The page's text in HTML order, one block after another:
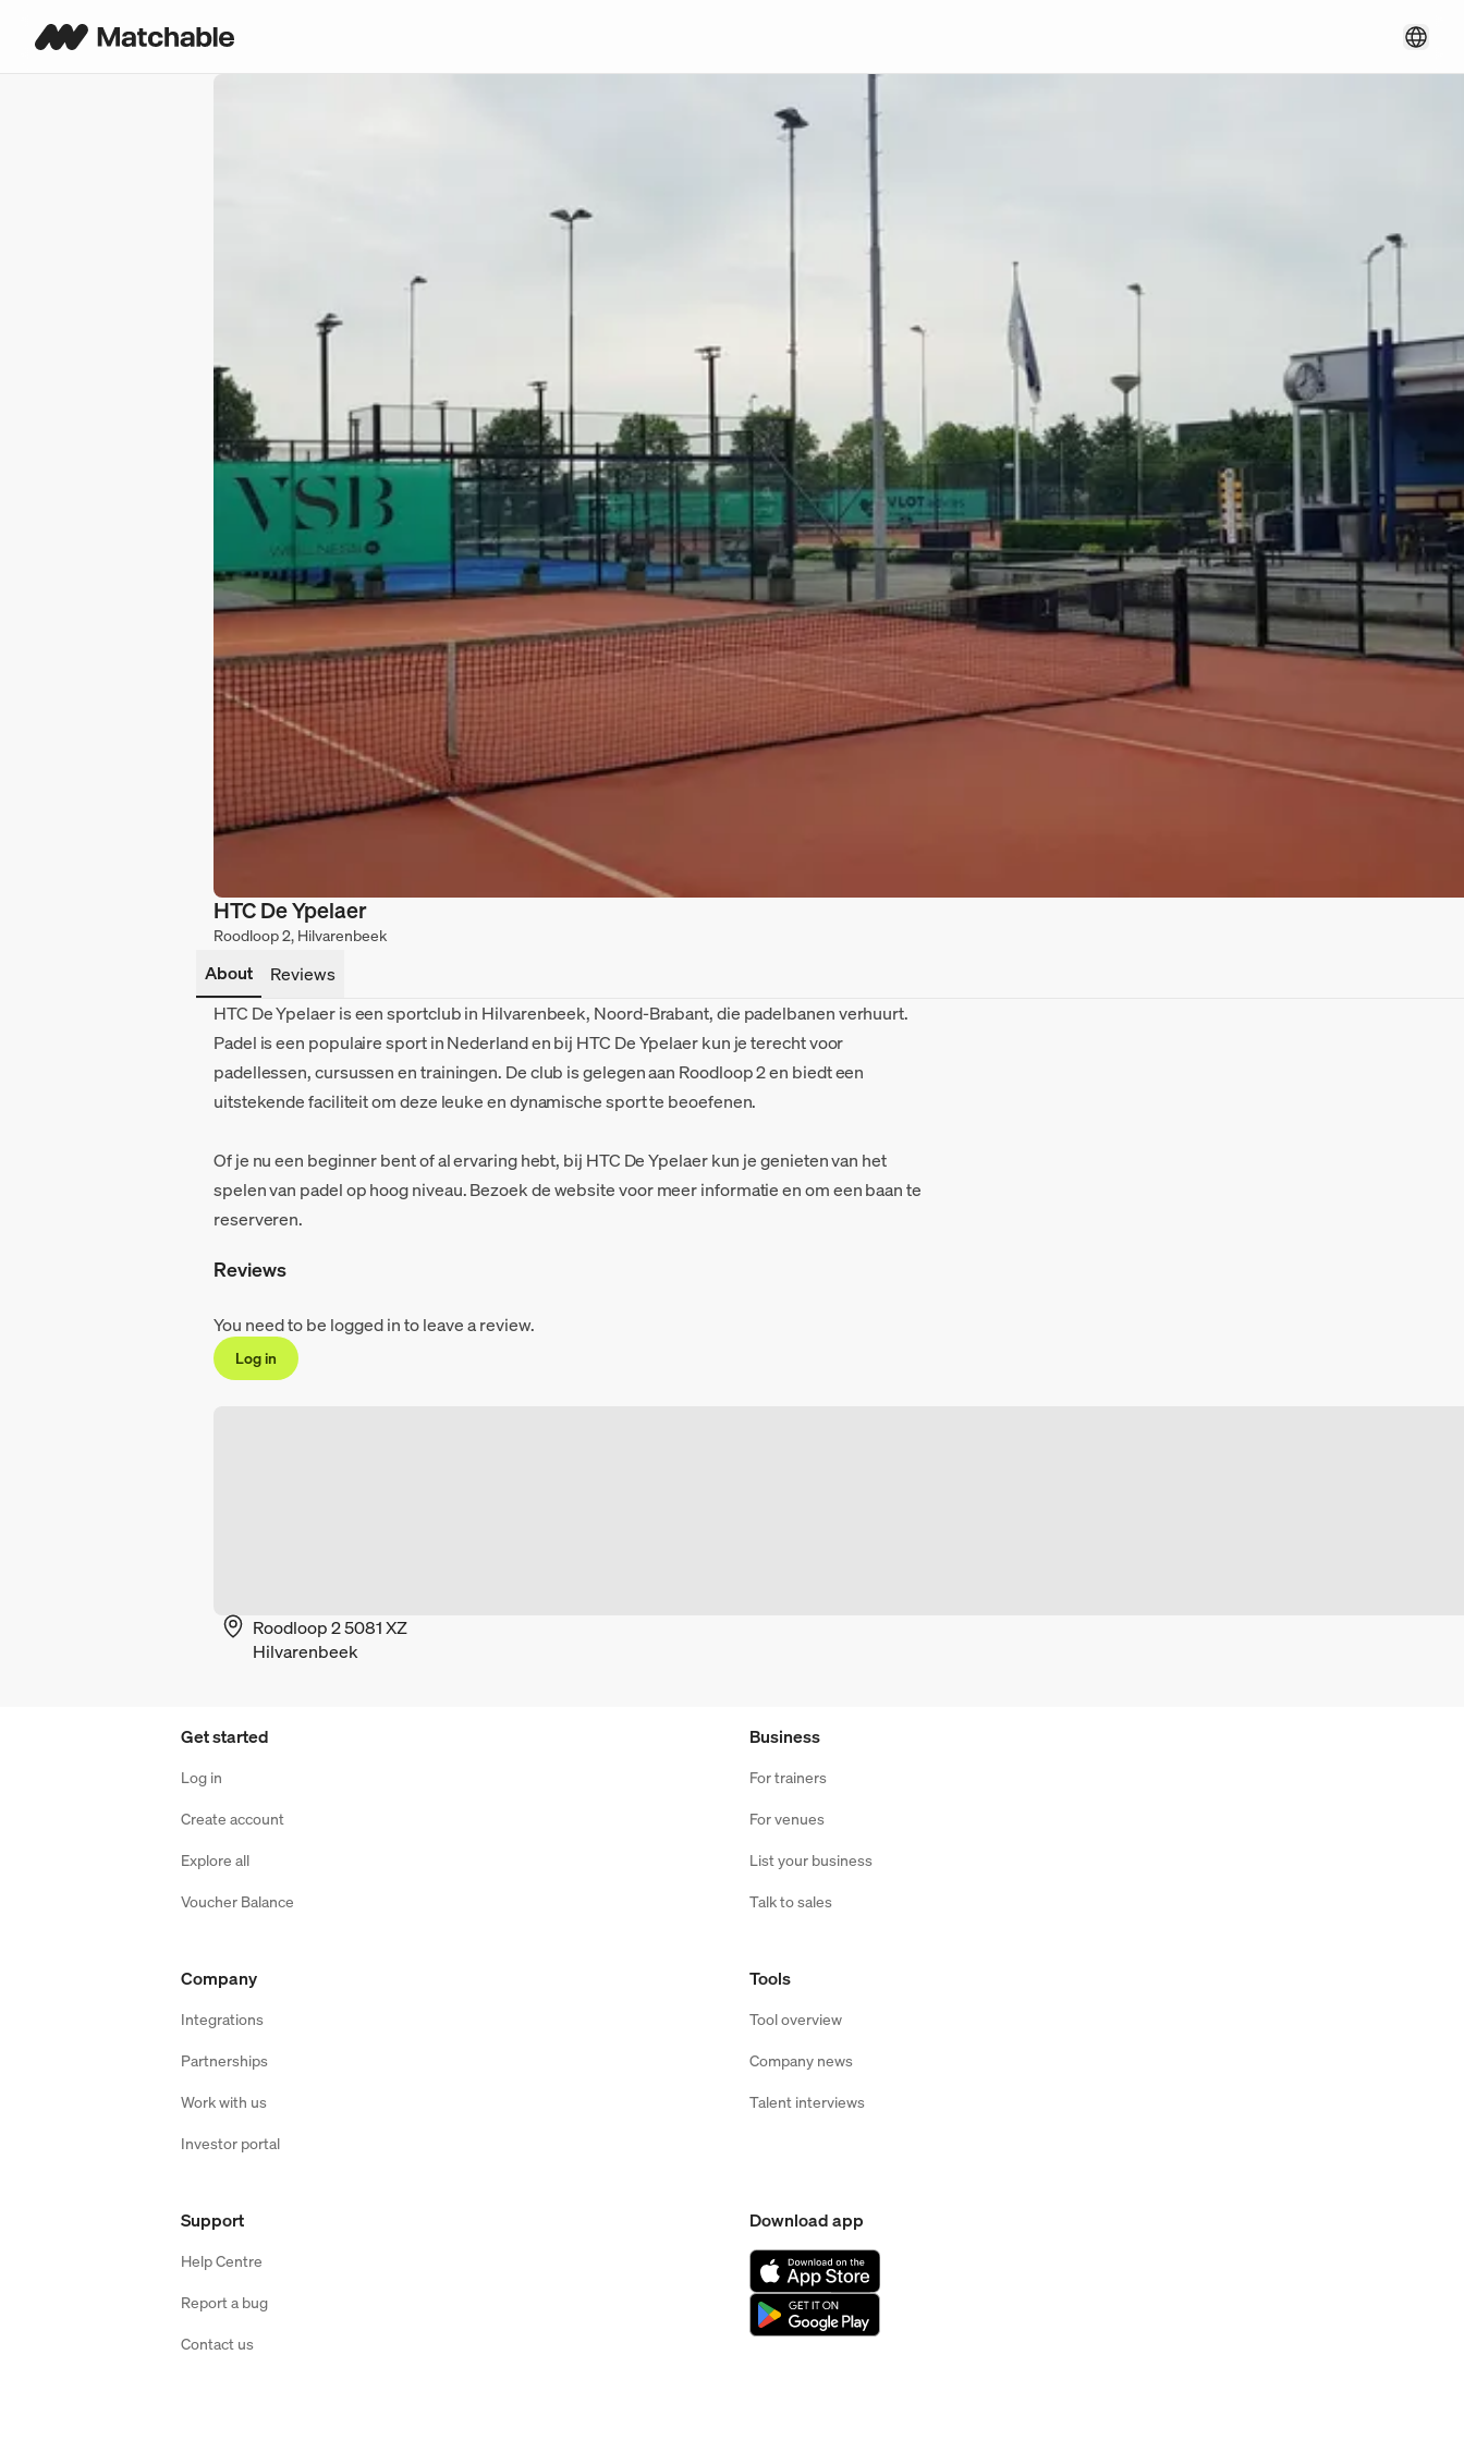
HTC De Ypelaer
Roodloop 2, Hilvarenbeek
About
Reviews
HTC De Ypelaer is een sportclub in Hilvarenbeek, Noord-Brabant, die padelbanen verhuurt.
Padel is een populaire sport in Nederland en bij HTC De Ypelaer kun je terecht voor
padellessen, cursussen en trainingen. De club is gelegen aan Roodloop 2 en biedt een
uitstekende faciliteit om deze leuke en dynamische sport te beoefenen.
Of je nu een beginner bent of al ervaring hebt, bij HTC De Ypelaer kun je genieten van het
spelen van padel op hoog niveau. Bezoek de website voor meer informatie en om een baan te
reserveren.
Reviews
You need to be logged in to leave a review.
Log in
Roodloop 2 5081 XZ
Hilvarenbeek
Get started
Log in
Create account
Explore all
Voucher Balance
Business
For trainers
For venues
List your business
Talk to sales
Company
Integrations
Partnerships
Work with us
Investor portal
Tools
Tool overview
Company news
Talent interviews
Support
Help Centre
Report a bug
Contact us
Download app